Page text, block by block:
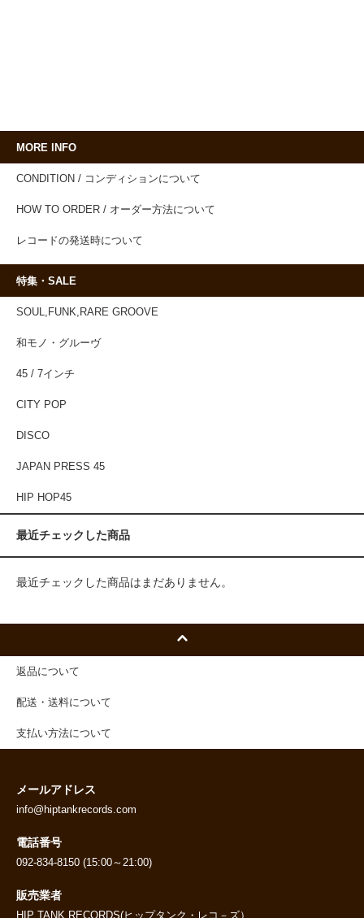
MORE INFO
CONDITION / コンディションについて
HOW TO ORDER / オーダー方法について
レコードの発送時について
特集・SALE
SOUL,FUNK,RARE GROOVE
和モノ・グルーヴ
45 / 7インチ
CITY POP
DISCO
JAPAN PRESS 45
HIP HOP45
最近チェックした商品
最近チェックした商品はまだありません。
返品について
配送・送料について
支払い方法について
メールアドレス
info@hiptankrecords.com
電話番号
092-834-8150 (15:00～21:00)
販売業者
HIP TANK RECORDS(ヒップタンク・レコ－ズ）